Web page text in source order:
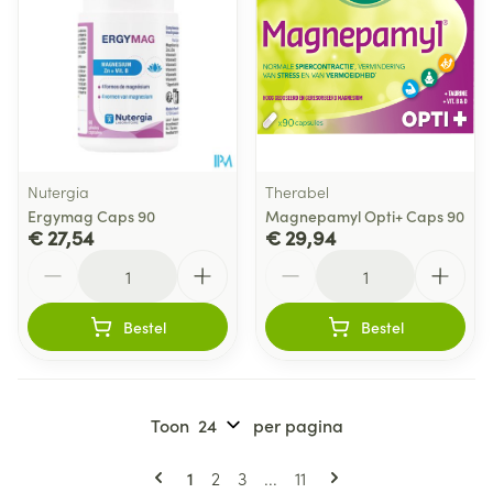
Nutergia
Ergymag Caps 90
€ 27,54
Bestel
Therabel
Magnepamyl Opti+ Caps 90
€ 29,94
Bestel
Pagina's
U lees momenteel pagina
1 Pagina
2 Pagina
3 ... Pagina
11
Toon per pagina